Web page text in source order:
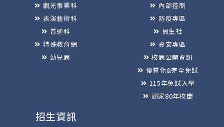
觀光事業科
表演藝術科
普通科
特殊教育網
幼兒園
內部控制
防疫專區
員生社
資安專區
校園公開資訊
優質化&完全免試
115年免試入學
頭家80年校慶
招生資訊